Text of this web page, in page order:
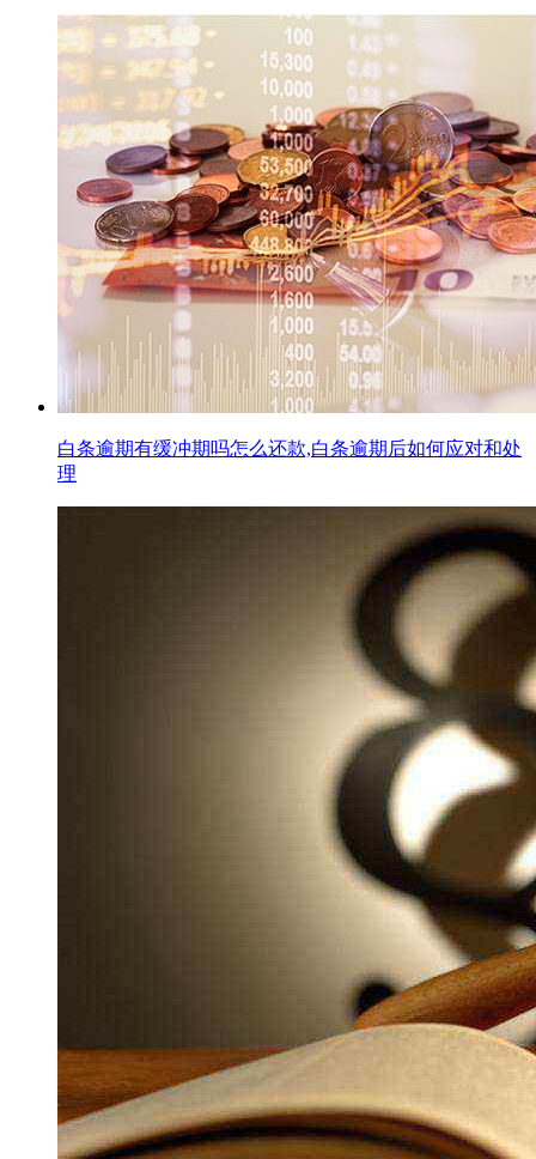
白条逾期有缓冲期吗怎么还款,白条逾期后如何应对和处
理